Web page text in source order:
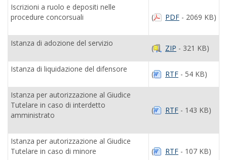
Iscrizioni a ruolo e depositi nelle
procedure concorsuali
( PDF - 2069 KB)
Istanza di adozione del servizio
( ZIP - 321 KB)
Istanza di liquidazione del difensore
( RTF - 54 KB)
Istanza per autorizzazione al Giudice
Tutelare in caso di interdetto
amministrato
( RTF - 143 KB)
Istanza per autorizzazione al Giudice
Tutelare in caso di minore
( RTF - 107 KB)